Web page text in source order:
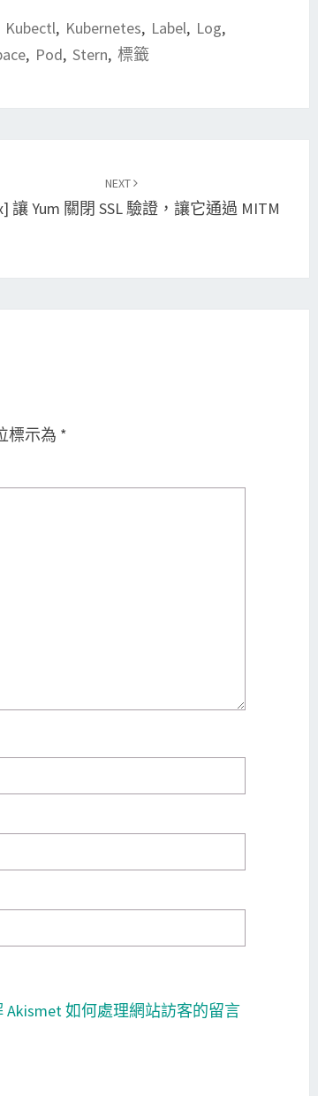
Kubectl, Kubernetes, Label, Log,
, Pod, Stern, 標籤
NEXT
讓 Yum 關閉 SSL 驗證，讓它通過 MITM
標示為 *
Akismet 如何處理網站訪客的留言